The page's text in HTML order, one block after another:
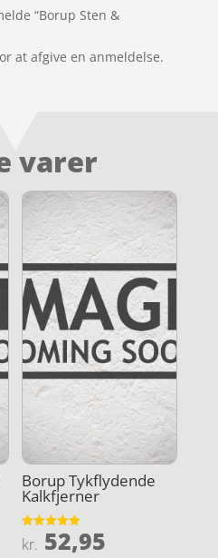
“Borup Sten &
at afgive en anmeldelse.
varer
Borup Tykflydende
Kalkfjerner
Vurderet
4.9
kr. 52,95